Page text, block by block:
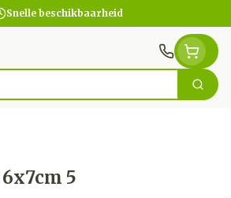
Snelle beschikbaarheid
Zoek
5